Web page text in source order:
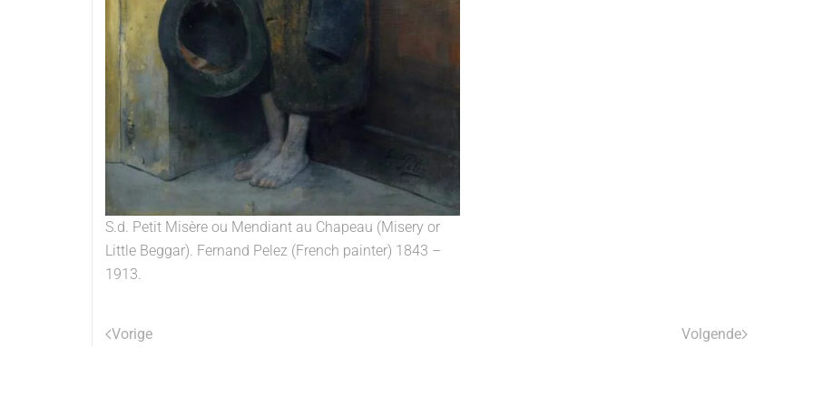
S.d. Petit Misère ou Mendiant au Chapeau (Misery or
Little Beggar). Fernand Pelez (French painter) 1843 –
1913.
Vorige Volgende